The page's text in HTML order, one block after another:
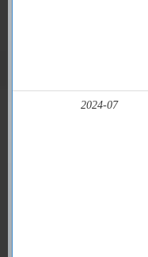
2024-07